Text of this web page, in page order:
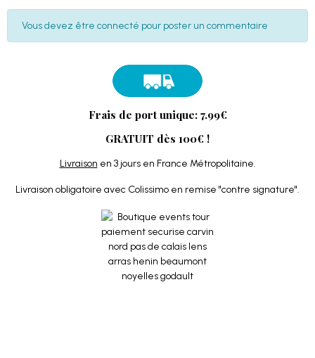
Vous devez être connecté pour poster un commentaire
Frais de port unique: 7.99€
GRATUIT dès 100€ !
Livraison en 3 jours en France Métropolitaine.
Livraison obligatoire avec Colissimo en remise "contre signature".